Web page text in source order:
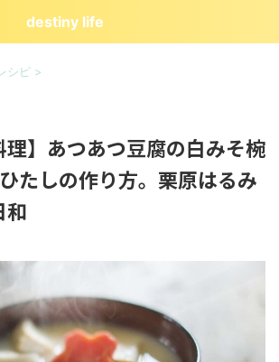
destiny life
シピ >
理】あつあつ豆腐の白みそ椀
たしの作り方。栗原はるみ
和